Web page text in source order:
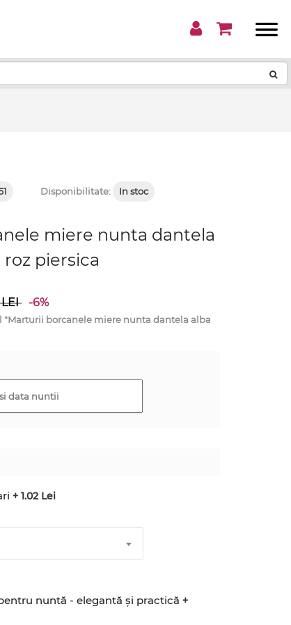
Disponibilitate: In stoc
miere nunta dantela
piersica
-6%
"Marturii borcanele miere nunta dantela alba
+ 1.02 Lei
nuntă - elegantă și practică +